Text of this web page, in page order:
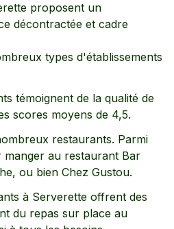
proposent un
décontractée et cadre
types d'établissements
témoignent de la qualité de
scores moyens de 4,5.
restaurants. Parmi
au restaurant Bar
ou bien Chez Gustou.
à Serverette offrent des
du repas sur place au